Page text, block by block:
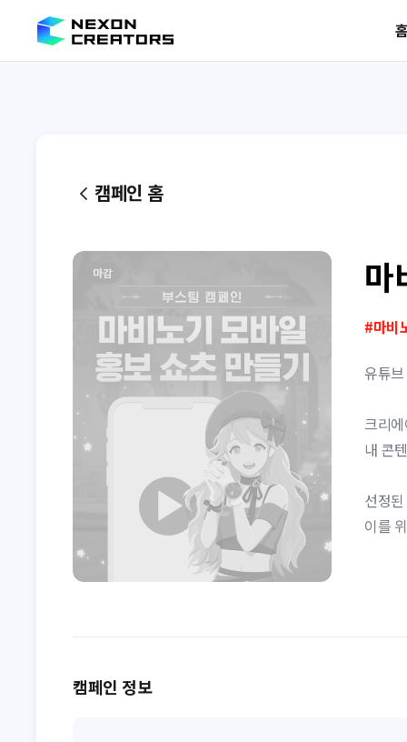
캠페인 홈
마감 마
#마비
유튜
크리
내 콘
선정
이를
캠페인 정보